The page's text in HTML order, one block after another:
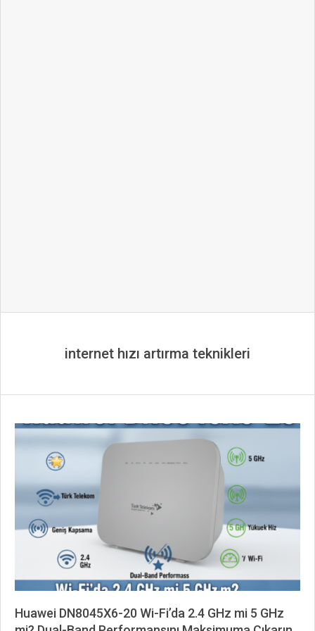
internet hızı artırma teknikleri
Huawei DN8045X6-20 Wi-Fi’da 2.4 GHz mi 5 GHz